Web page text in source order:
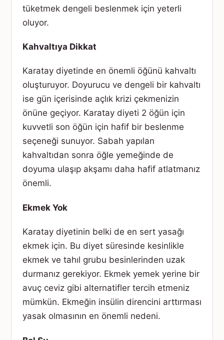
tüketmek dengeli beslenmek için yeterli
oluyor.
Kahvaltıya Dikkat
Karatay diyetinde en önemli öğünü kahvaltı
oluşturuyor. Doyurucu ve dengeli bir kahvaltı
ise gün içerisinde açlık krizi çekmenizin
önüne geçiyor. Karatay diyeti 2 öğün için
kuvvetli son öğün için hafif bir beslenme
seçeneği sunuyor. Sabah yapılan
kahvaltıdan sonra öğle yemeğinde de
doyuma ulaşıp akşamı daha hafif atlatmanız
önemli.
Ekmek Yok
Karatay diyetinin belki de en sert yasağı
ekmek için. Bu diyet süresinde kesinlikle
ekmek ve tahıl grubu besinlerinden uzak
durmanız gerekiyor. Ekmek yemek yerine bir
avuç ceviz gibi alternatifler tercih etmeniz
mümkün. Ekmeğin insülin direncini arttırması
yasak olmasının en önemli nedeni.